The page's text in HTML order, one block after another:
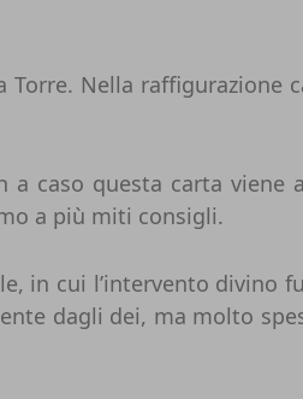
Nella raffigurazione
questa carta viene
a più miti consigli.
in cui l’intervento divino
dagli dei, ma molto